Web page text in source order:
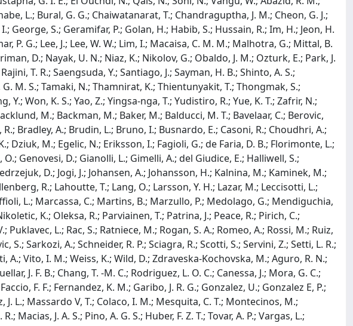
L.; Bural, G. G.; Chaiwatanarat, T.; Chandraguptha, J. M.; Cheon, G. J.;
George, S.; Geramifar, P.; Golan, H.; Habib, S.; Hussain, R.; Im, H.; Jeon, H.
P. G.; Lee, J.; Lee, W. W.; Lim, I.; Macaisa, C. M. M.; Malhotra, G.; Mittal, B.
D.; Nayak, U. N.; Niaz, K.; Nikolov, G.; Obaldo, J. M.; Ozturk, E.; Park, J.
T. R.; Saengsuda, Y.; Santiago, J.; Sayman, H. B.; Shinto, A. S.;
M. S.; Tamaki, N.; Thamnirat, K.; Thientunyakit, T.; Thongmak, S.;
Won, K. S.; Yao, Z.; Yingsa-nga, T.; Yudistiro, R.; Yue, K. T.; Zafrir, N.;
M.; Backman, M.; Baker, M.; Balducci, M. T.; Bavelaar, C.; Berovic,
Bradley, A.; Brudin, L.; Bruno, I.; Busnardo, E.; Casoni, R.; Choudhri, A.;
Dziuk, M.; Egelic, N.; Eriksson, I.; Fagioli, G.; de Faria, D. B.; Florimonte, L.;
Genovesi, D.; Gianolli, L.; Gimelli, A.; del Giudice, E.; Halliwell, S.;
D.; Jogi, J.; Johansen, A.; Johansson, H.; Kalnina, M.; Kaminek, M.;
R.; Lahoutte, T.; Lang, O.; Larsson, Y. H.; Lazar, M.; Leccisotti, L.;
L.; Marcassa, C.; Martins, B.; Marzullo, P.; Medolago, G.; Mendiguchia,
K.; Oleksa, R.; Parviainen, T.; Patrina, J.; Peace, R.; Pirich, C.;
L.; Rac, S.; Ratniece, M.; Rogan, S. A.; Romeo, A.; Rossi, M.; Ruiz,
S.; Sarkozi, A.; Schneider, R. P.; Sciagra, R.; Scotti, S.; Servini, Z.; Setti, L. R.;
A.; Vito, I. M.; Weiss, K.; Wild, D.; Zdraveska-Kochovska, M.; Aguro, R. N.;
J. F. B.; Chang, T. -M. C.; Rodriguez, L. O. C.; Canessa, J.; Mora, G. C.;
F. F.; Fernandez, K. M.; Garibo, J. R. G.; Gonzalez, U.; Gonzalez E, P.;
J. L.; Massardo V, T.; Colaco, I. M.; Mesquita, C. T.; Montecinos, M.;
Macias, J. A. S.; Pino, A. G. S.; Huber, F. Z. T.; Tovar, A. P.; Vargas, L.;